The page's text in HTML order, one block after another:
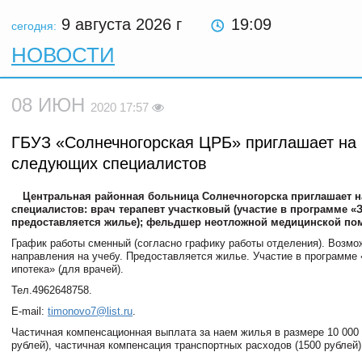
сегодня: 9 августа 2026 г 19 09
НОВОСТИ
08 ИЮН 2020 17:57
ГБУЗ «Солнечногорская ЦРБ» приглашает на
следующих специалистов
Центральная районная больница Солнечногорска приглашает
специалистов: врач терапевт участковый (участие в программе
предоставляется жилье); фельдшер неотложной медицинской
График работы сменный (согласно графику работы отделения).
направления на учебу. Предоставляется жилье. Участие в программе
ипотека» (для врачей).
Тел.4962648758.
E-mail: timonovo7@list.ru
Частичная компенсационная выплата за наем жилья в размере 10 000
рублей), частичная компенсация транспортных расходов (1500